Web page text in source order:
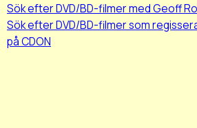
Sök efter DVD/BD-filmer med Geoff
Sök efter DVD/BD-filmer som
på CDON